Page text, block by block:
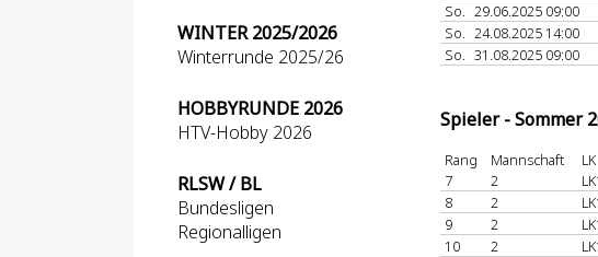
WINTER 2025/2026
Winterrunde 2025/26
HOBBYRUNDE 2026
HTV-Hobby 2026
RLSW / BL
Bundesligen
Regionalligen
So. 29.06.2025 09:00
So. 24.08.2025 14:00
So. 31.08.2025 09:00
Spieler - Sommer
Rang Mannschaft LK
7
2
8
2
9
2
10
2